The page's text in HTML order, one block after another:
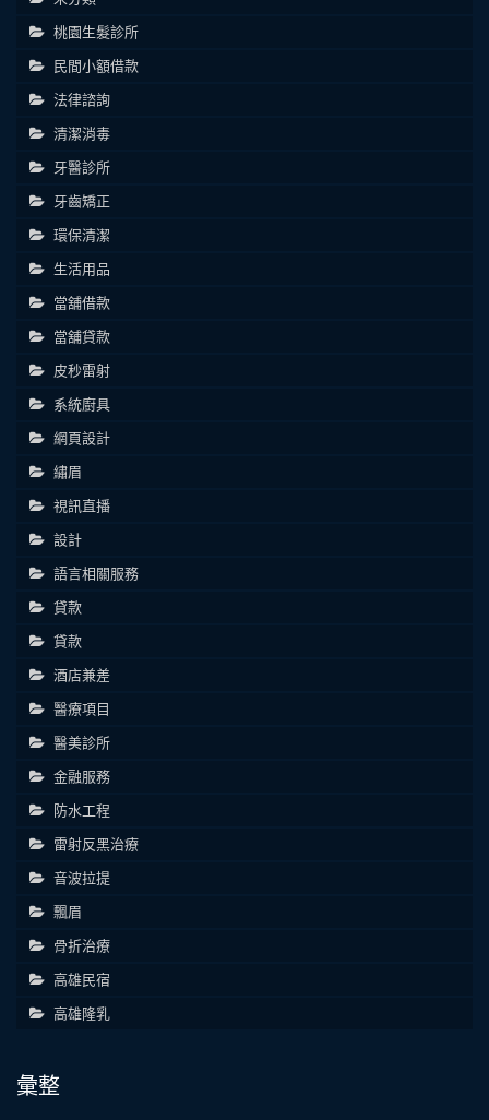
桃園生髮診所
民間小額借款
法律諮詢
清潔消毒
牙醫診所
牙齒矯正
環保清潔
生活用品
當舖借款
當舖貸款
皮秒雷射
系統廚具
網頁設計
繡眉
視訊直播
設計
語言相關服務
貸款
貸款
酒店兼差
醫療項目
醫美診所
金融服務
防水工程
雷射反黑治療
音波拉提
飄眉
骨折治療
高雄民宿
高雄隆乳
彙整